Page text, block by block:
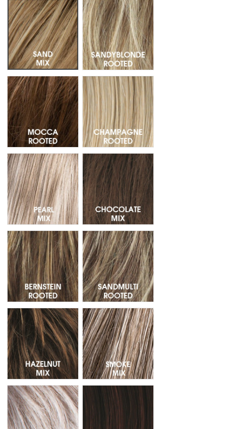
Sand Mix 14.26.20
Sandyblonde Rooted - Raíz
Mocca Rooted - Raiz Oscura 830.12.27
Champagne Rooted - Raíz
Pearl Mix - Mechas 101.14.16Chocolate Mix - Mechas 830.6.4
Bernstein Rooted - Raiz oscura 12.26.19Sandmulti Rooted - Raiz oscura
Hazelnut Mix - Mechas 830.27.6Smoke Mix - Mechas 48.28.36
Snow Mix - Mechas 60.56.58